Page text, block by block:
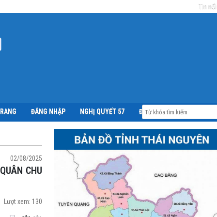
Tin
ĐĂNG NHẬP NGHỊ QUYẾT 57 ĐỀ ÁN 06
02/08/2025
Lượt xem: 130